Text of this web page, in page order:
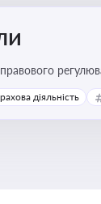
діяльність